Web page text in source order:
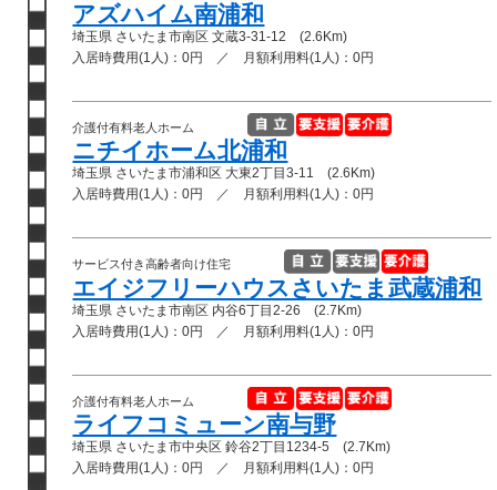
アズハイム南浦和
埼玉県 さいたま市南区 文蔵3-31-12 (2.6Km)
入居時費用(1人)：0円 ／ 月額利用料(1人)：0円
介護付有料老人ホーム
ニチイホーム北浦和
埼玉県 さいたま市浦和区 大東2丁目3-11 (2.6Km)
入居時費用(1人)：0円 ／ 月額利用料(1人)：0円
サービス付き高齢者向け住宅
エイジフリーハウスさいたま武蔵浦和
埼玉県 さいたま市南区 内谷6丁目2-26 (2.7Km)
入居時費用(1人)：0円 ／ 月額利用料(1人)：0円
介護付有料老人ホーム
ライフコミューン南与野
埼玉県 さいたま市中央区 鈴谷2丁目1234-5 (2.7Km)
入居時費用(1人)：0円 ／ 月額利用料(1人)：0円